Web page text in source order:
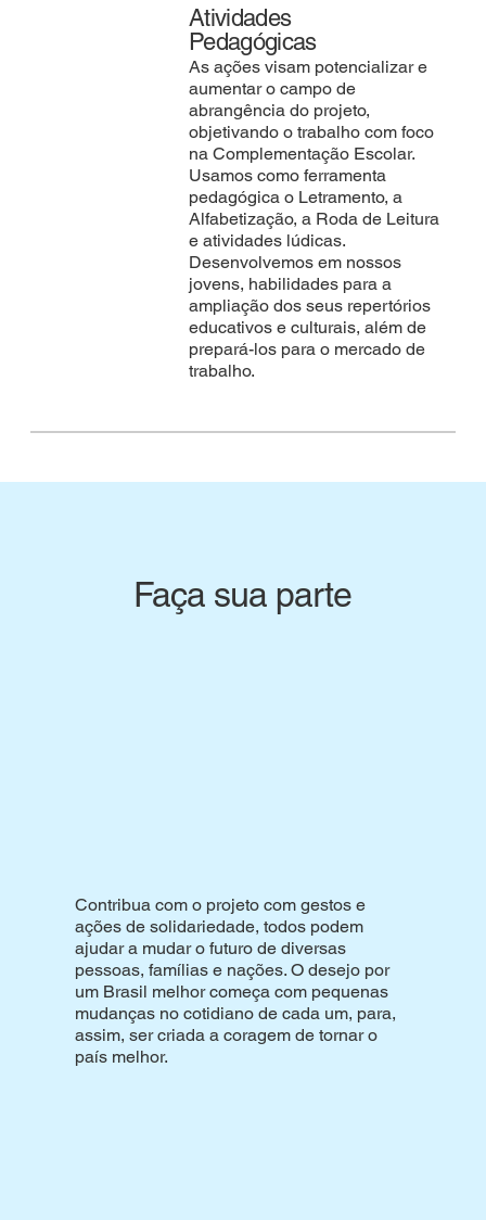
Atividades
Pedagógicas
As ações visam potencializar e
aumentar o campo de
abrangência do projeto,
objetivando o trabalho com foco
na Complementação Escolar.
Usamos como ferramenta
pedagógica o Letramento, a
Alfabetização, a Roda de Leitura
e atividades lúdicas.
Desenvolvemos em nossos
jovens, habilidades para a
ampliação dos seus repertórios
educativos e culturais, além de
prepará-los para o mercado de
trabalho.
Faça sua parte
Contribua com o projeto com gestos e
ações de solidariedade, todos podem
ajudar a mudar o futuro de diversas
pessoas, famílias e nações. O desejo por
um Brasil melhor começa com pequenas
mudanças no cotidiano de cada um, para,
assim, ser criada a coragem de tornar o
país melhor.